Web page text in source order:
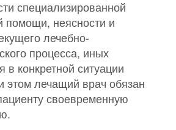
специализированной
помощи, неясности и
лечебно-
процесса, иных
в конкретной ситуации
этом лечащий врач обязан
своевременную